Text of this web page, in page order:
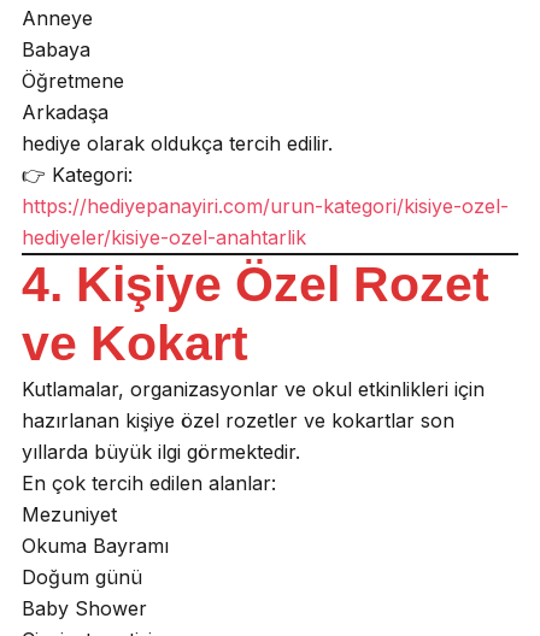
Anneye
Babaya
Öğretmene
Arkadaşa
hediye olarak oldukça tercih edilir.
👉 Kategori:
https://hediyepanayiri.com/urun-kategori/kisiye-ozel-
hediyeler/kisiye-ozel-anahtarlik
4. Kişiye Özel Rozet
ve Kokart
Kutlamalar, organizasyonlar ve okul etkinlikleri için
hazırlanan kişiye özel rozetler ve kokartlar son
yıllarda büyük ilgi görmektedir.
En çok tercih edilen alanlar:
Mezuniyet
Okuma Bayramı
Doğum günü
Baby Shower